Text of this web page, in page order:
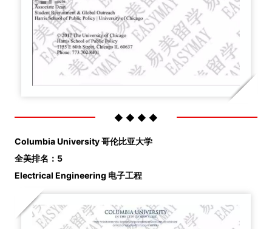
◆ ◆ ◆ ◆
Columbia University 哥伦比亚大学
全美排名：5
Electrical Engineering 电子工程